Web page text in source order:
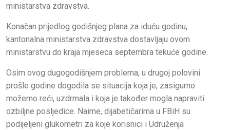
ministarstva zdravstva.
Konačan prijedlog godišnjeg plana za iduću godinu,
kantonalna ministarstva zdravstva dostavljaju ovom
ministarstvu do kraja mjeseca septembra tekuće godine.
Osim ovog dugogodišnjem problema, u drugoj polovini
prošle godine dogodila se situacija koja je, zasigurno
možemo reći, uzdrmala i koja je također mogla napraviti
ozbiljne posljedice. Naime, dijabetičarima u FBiH su
podijeljeni glukometri za koje korisnici i Udruženja